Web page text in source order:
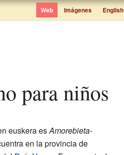
Web Imágenes English
para niños
euskera esAmorebieta-
en la provincia de